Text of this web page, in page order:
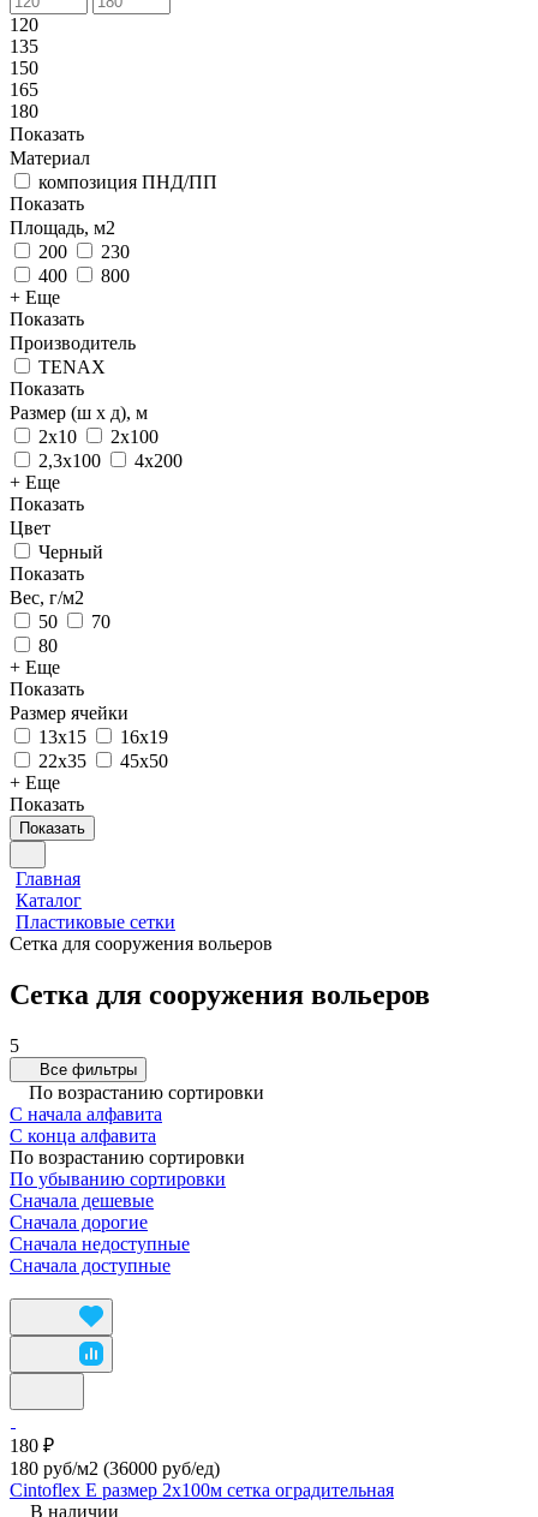
120
135
150
165
180
Показать
Материал
композиция ПНД/ПП
Показать
Площадь, м2
200
230
400
800
+ Еще
Показать
Производитель
TENAX
Показать
Размер (ш х д), м
2х10
2х100
2,3х100
4х200
+ Еще
Показать
Цвет
Черный
Показать
Вес, г/м2
50
70
80
+ Еще
Показать
Размер ячейки
13х15
16х19
22х35
45х50
+ Еще
Показать
Показать
Главная
Каталог
Пластиковые сетки
Сетка для сооружения вольеров
Сетка для сооружения вольеров
5
Все фильтры
По возрастанию сортировки
С начала алфавита
С конца алфавита
По возрастанию сортировки
По убыванию сортировки
Сначала дешевые
Сначала дорогие
Сначала недоступные
Сначала доступные
180 ₽
180 руб/м2 (36000 руб/eд)
Cintoflex E размер 2х100м сетка оградительная
В наличии